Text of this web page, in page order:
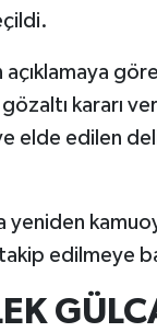
kararı
elde edilen
yeniden
takip edilmeye